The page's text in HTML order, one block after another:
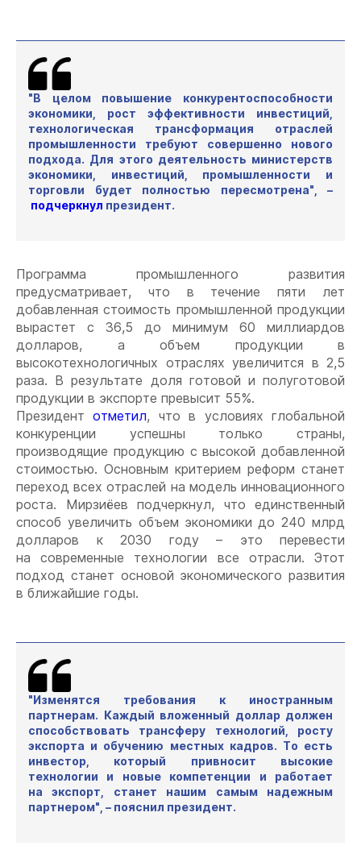
"В целом повышение конкурентоспособности
экономики, рост эффективности инвестиций,
технологическая трансформация отраслей
промышленности требуют совершенно нового
подхода. Для этого деятельность министерств
экономики, инвестиций, промышленности и
торговли будет полностью пересмотрена", –
подчеркнул президент.
Программа промышленного развития
предусматривает, что в течение пяти лет
добавленная стоимость промышленной продукции
вырастет с 36,5 до минимум 60 миллиардов
долларов, а объем продукции в
высокотехнологичных отраслях увеличится в 2,5
раза. В результате доля готовой и полуготовой
продукции в экспорте превысит 55%.
Президентотметил, что в условиях глобальной
конкуренции успешны только страны,
производящие продукцию с высокой добавленной
стоимостью. Основным критерием реформ станет
переход всех отраслей на модель инновационного
роста. Мирзиёев подчеркнул, что единственный
способ увеличить объем экономики до 240 млрд
долларов к 2030 году – это перевести
на современные технологии все отрасли. Этот
подход станет основой экономического развития
в ближайшие годы.
"Изменятся требования к иностранным
партнерам. Каждый вложенный доллар должен
способствовать трансферу технологий, росту
экспорта и обучению местных кадров. То есть
инвестор, который привносит высокие
технологии и новые компетенции и работает
на экспорт, станет нашим самым надежным
партнером", – пояснил президент.